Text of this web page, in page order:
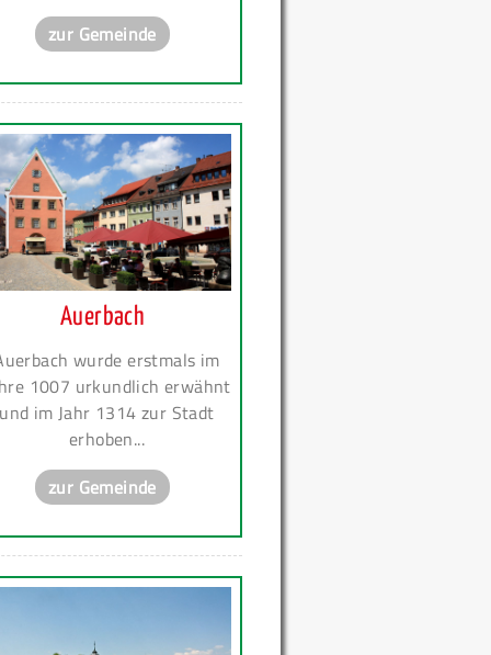
zur Gemeinde
Auerbach
wurde erstmals im
1007 urkundlich erwähnt
und im Jahr 1314 zur Stadt
erhoben...
zur Gemeinde